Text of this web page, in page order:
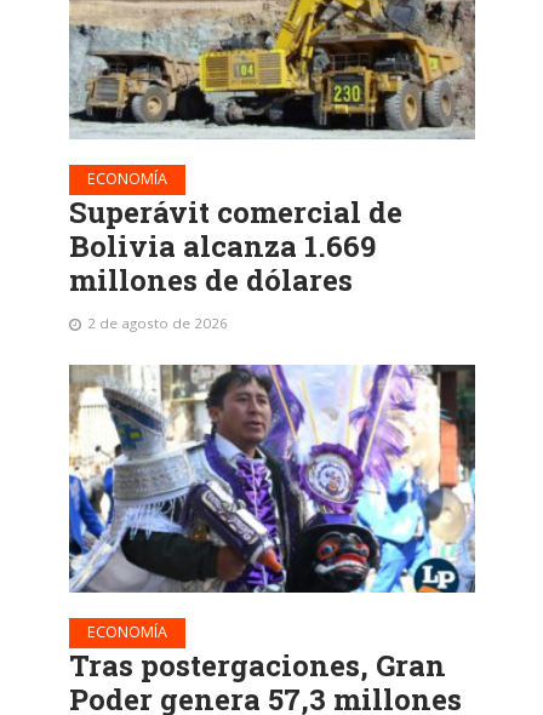
ECONOMÍA
Superávit comercial de
Bolivia alcanza 1.669
millones de dólares
2 de agosto de 2026
ECONOMÍA
Tras postergaciones, Gran
Poder genera 57,3 millones